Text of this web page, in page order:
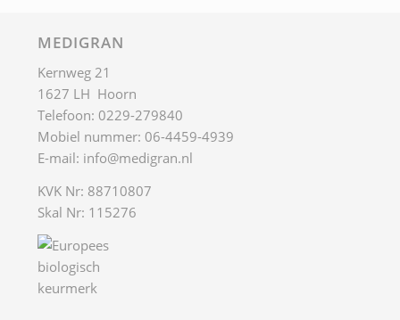
MEDIGRAN
Kernweg 21
1627 LH Hoorn
Telefoon: 0229-279840
Mobiel nummer: 06-4459-4939
E-mail: info@medigran.nl
KVK Nr: 88710807
Skal Nr: 115276